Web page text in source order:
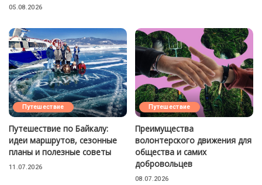
05.08.2026
Путешествие
Путешествие по Байкалу:
идеи маршрутов, сезонные
планы и полезные советы
11.07.2026
Путешествие
Преимущества
волонтерского движения для
общества и самих
добровольцев
08.07.2026